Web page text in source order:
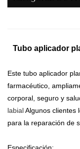
Tubo aplicador
Este tubo aplicador
farmacéutico,
corporal, seguro y
labialAlgunos clientes
para la reparación de